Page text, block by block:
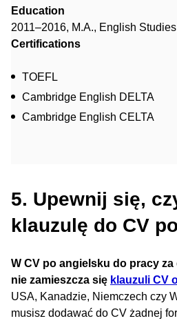
Education
2011–2016, M.A., English
Certifications
TOEFL
Cambridge English DELTA
Cambridge English CELTA
5. Upewnij się,
klauzulę do CV
W CV po angielsku do pracy
nie zamieszcza się klauzuli CV
USA, Kanadzie, Niemczech czy
musisz dodawać do CV żadnej